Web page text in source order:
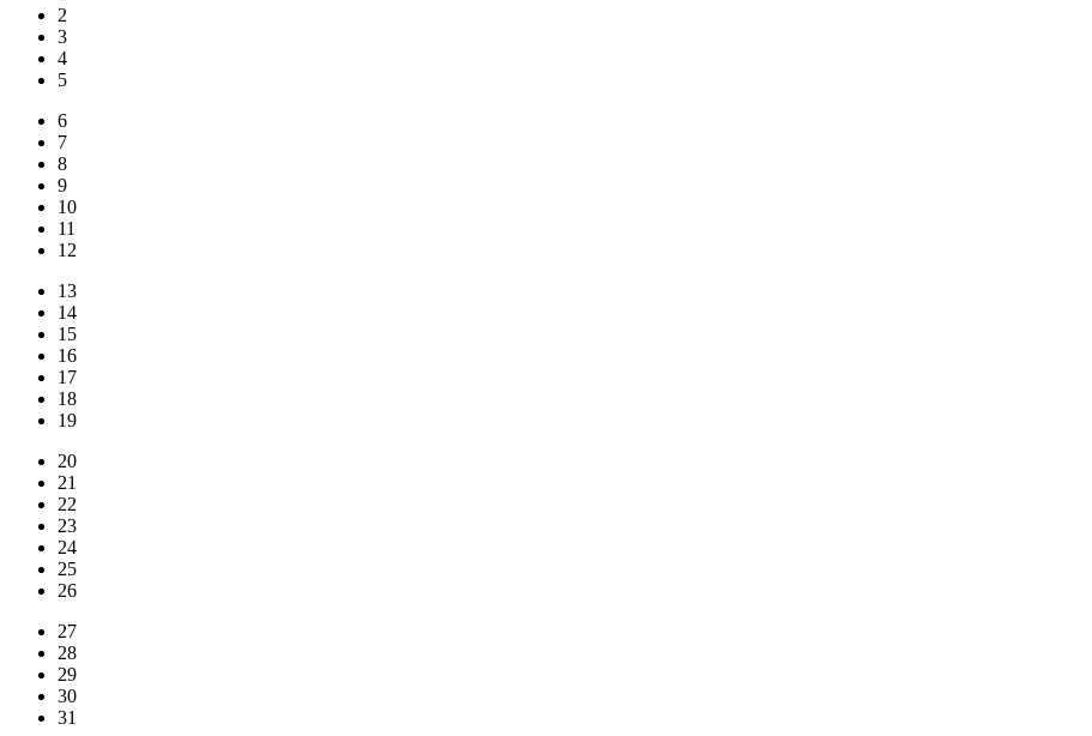
2
3
4
5
6
7
8
9
10
11
12
13
14
15
16
17
18
19
20
21
22
23
24
25
26
27
28
29
30
31